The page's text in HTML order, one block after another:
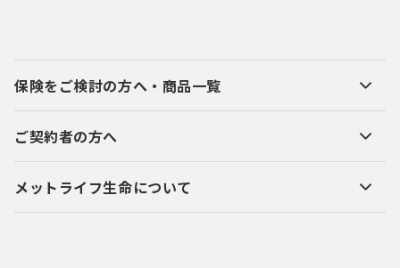
保険をご検討の方へ・商品一覧
ご契約者の方へ
メットライフ生命について